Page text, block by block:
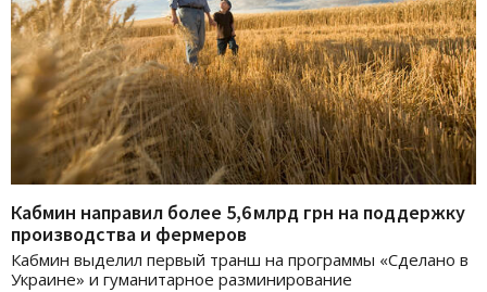
Кабмин направил более 5,6 млрд грн на поддержку
производства и фермеров
Кабмин выделил первый транш на программы «Сделано в
Украине» и гуманитарное разминирование